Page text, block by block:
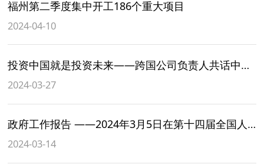
福州第二季度集中开工186个重大项目
2024-04-10
投资中国就是投资未来——跨国公司负责人共话中国新机遇
2024-03-27
政府工作报告 ——2024年3月5日在第十四届全国人民代表大会第二次会议上 国务院总理?李强
2024-03-14